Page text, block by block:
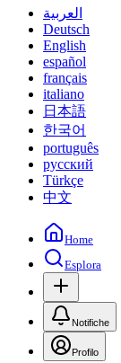
العربية
Deutsch
English
español
français
italiano
日本語
한국어
português
русский
Türkçe
中文
Home
Esplora
Notifiche
Profilo